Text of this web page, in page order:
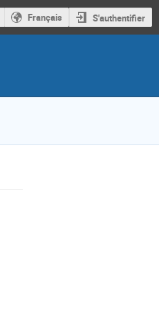
Français S'authentifier